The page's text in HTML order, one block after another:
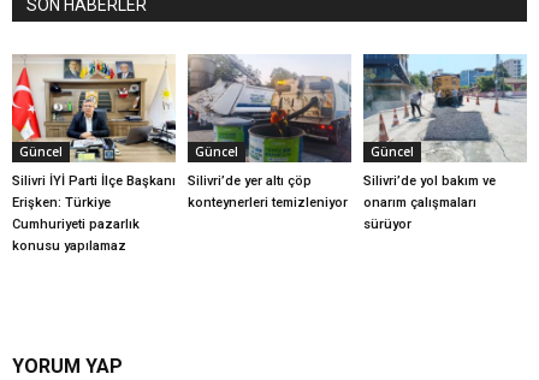
SON HABERLER
Güncel
Silivri İYİ Parti İlçe Başkanı
Erişken: Türkiye
Cumhuriyeti pazarlık
konusu yapılamaz
Güncel
Silivri’de yer altı çöp
konteynerleri temizleniyor
Güncel
Silivri’de yol bakım ve
onarım çalışmaları
sürüyor
YORUM YAP